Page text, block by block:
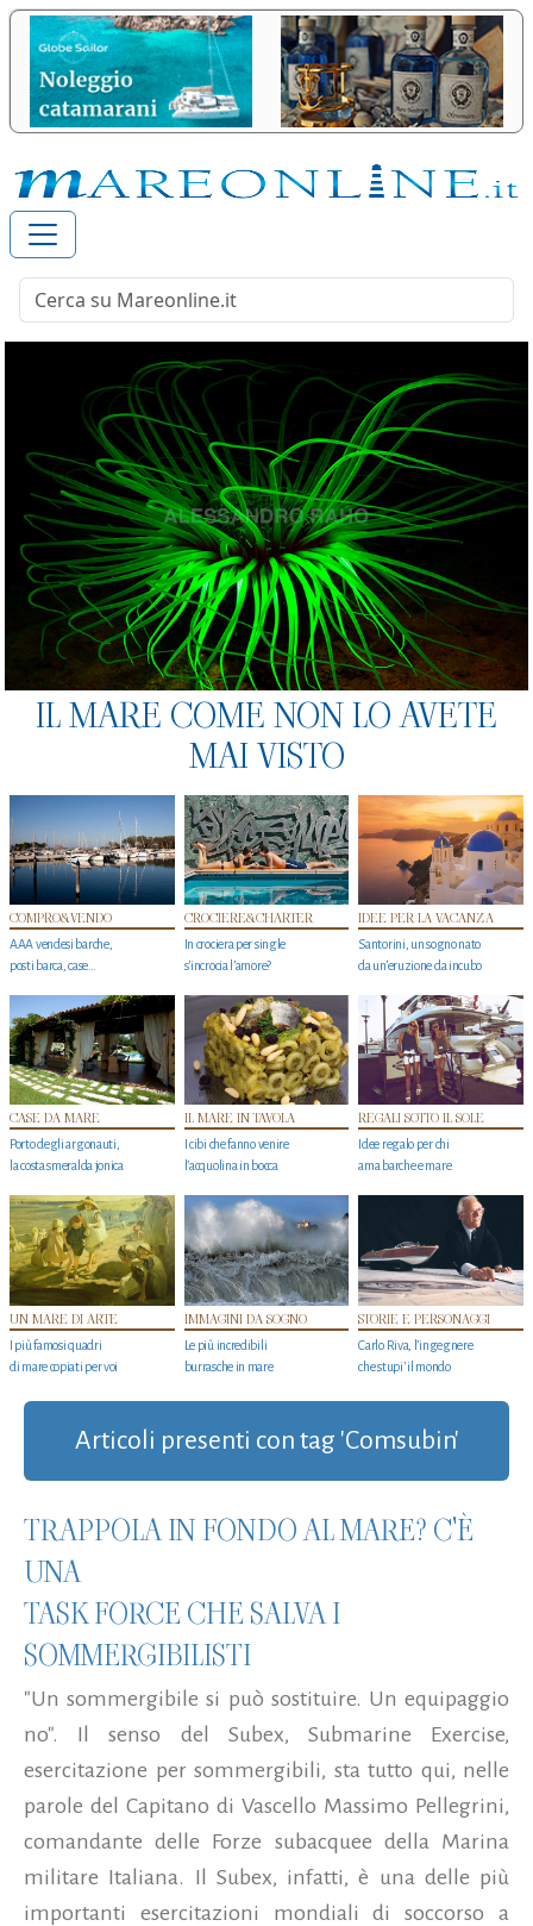
IL MARE COME NON LO AVETE
MAI VISTO
COMPRO&VENDO
AAA vendesi barche,
posti barca, case…
CROCIERE&CHARTER
In crociera per single
s'incrocia l’amore?
IDEE PER LA VACANZA
Santorini, un sogno nato
da un’eruzione da incubo
CASE DA MARE
Porto degli argonauti,
la costa smeralda jonica
IL MARE IN TAVOLA
I cibi che fanno venire
l’acquolina in bocca
REGALI SOTTO IL SOLE
Idee regalo per chi
ama barche e mare
UN MARE DI ARTE
I più famosi quadri
di mare copiati per voi
IMMAGINI DA SOGNO
Le più incredibili
burrasche in mare
STORIE E PERSONAGGI
Carlo Riva, l’ingegnere
che stupi' il mondo
Articoli presenti con tag 'Comsubin'
TRAPPOLA IN FONDO AL MARE? C'È
UNA
TASK FORCE CHE SALVA I
SOMMERGIBILISTI
"Un sommergibile si può sostituire. Un equipaggio
no". Il senso del Subex, Submarine Exercise,
esercitazione per sommergibili, sta tutto qui, nelle
parole del Capitano di Vascello Massimo Pellegrini,
comandante delle Forze subacquee della Marina
militare Italiana. Il Subex, infatti, è una delle più
importanti esercitazioni mondiali di soccorso a